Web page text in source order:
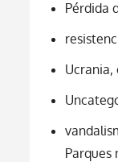
Pérdida
Ucrania,
Parques